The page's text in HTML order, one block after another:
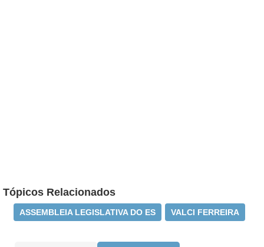
Tópicos Relacionados
ASSEMBLEIA LEGISLATIVA DO ES VALCI FERREIRA